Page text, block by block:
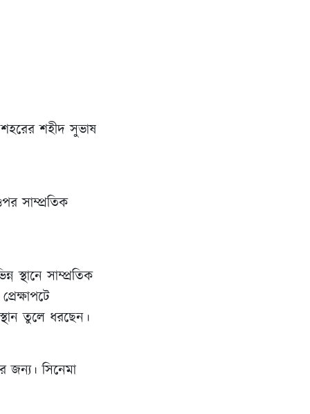
শহীদ সুভাষ
সাম্প্রতিক
স্থানে সাম্প্রতিক
তুলে ধরছেন।
জন্য। সিনেমা